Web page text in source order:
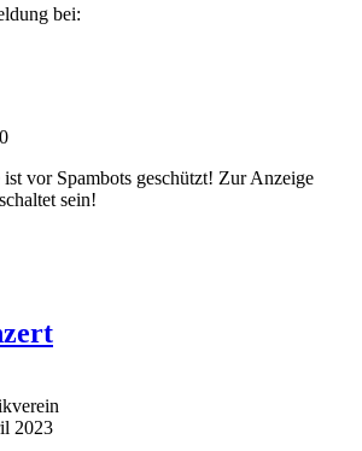
bei:
vor Spambots geschützt! Zur Anzeige
sein!
2023